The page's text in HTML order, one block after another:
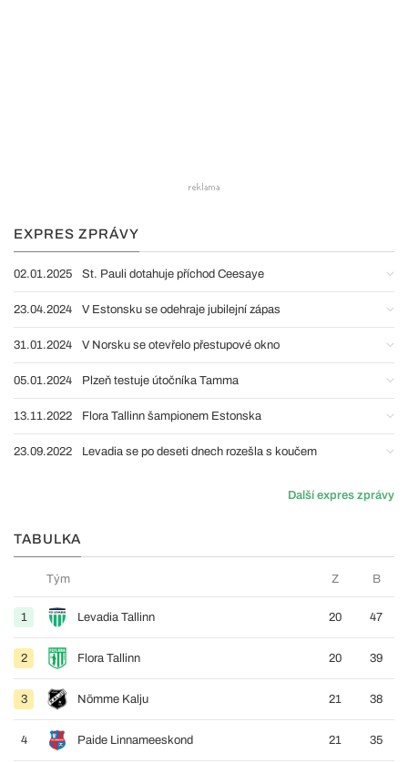
EXPRES ZPRÁVY
02.01.2025 St. Pauli dotahuje příchod Ceesaye
23.04.2024 V Estonsku se odehraje jubilejní zápas
31.01.2024 V Norsku se otevřelo přestupové okno
05.01.2024 Plzeň testuje útočníka Tamma
13.11.2022 Flora Tallinn šampionem Estonska
23.09.2022 Levadia se po deseti dnech rozešla s koučem
Další expres zprávy
TABULKA
Tým Z B
1 Levadia Tallinn 20 47
2 Flora Tallinn 20 39
3 Nõmme Kalju 21 38
4 Paide Linnameeskond 21 35